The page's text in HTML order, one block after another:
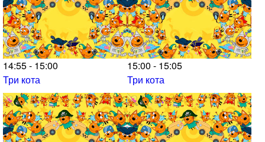
14:55 - 15:00
Три кота
15:00 - 15:05
Три кота